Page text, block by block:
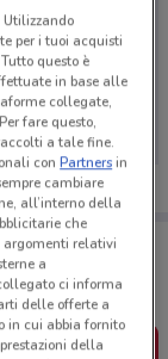
pubblicato
tardi.
vicino a te,
comodamente
per i tuoi acquisti
questo è
in base alle
collegate,
fare questo,
a tale fine.
conPartnersin
cambiare
all’interno della
che
argomenti relativi
a
ci informa
delle offerte a
in cui abbia fornito
della